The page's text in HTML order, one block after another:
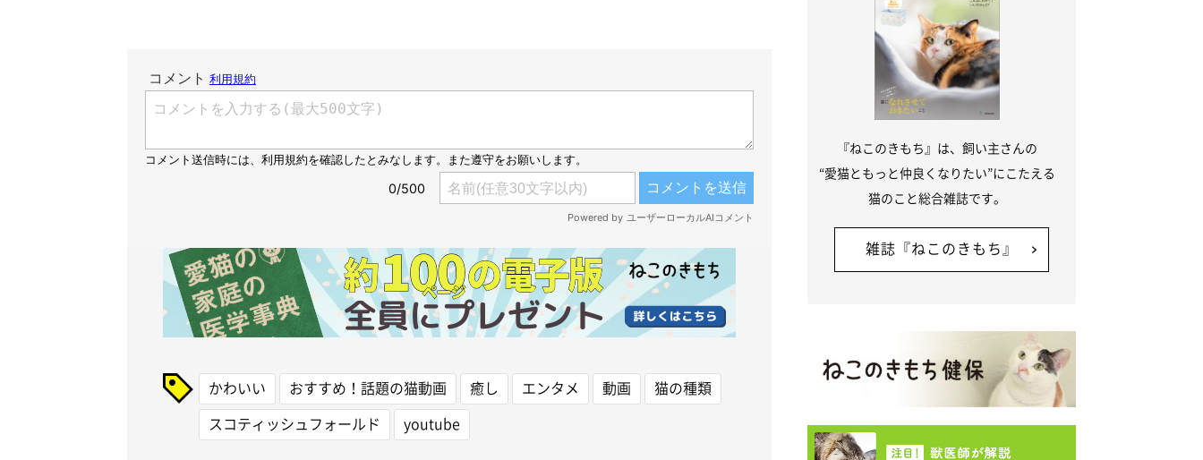
かわいい おすすめ！話題の猫動画 癒し エンタメ 動画
猫の種類
スコティッシュフォールド
youtube
『ねこのきもち』は、飼い主さんの
“愛猫ともっと仲良くなりたい”にこたえる
猫のこと総合雑誌です。
雑誌『ねこのきもち』